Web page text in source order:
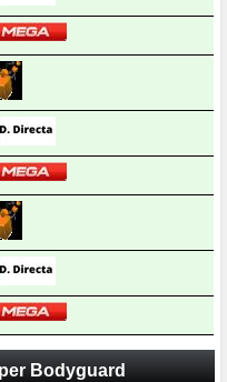
Bodyguard